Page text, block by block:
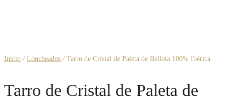
Inicio / Loncheados /Tarro de Cristal de Paleta de Bellota 100% Ibérica
Tarro de Cristal de Paleta de